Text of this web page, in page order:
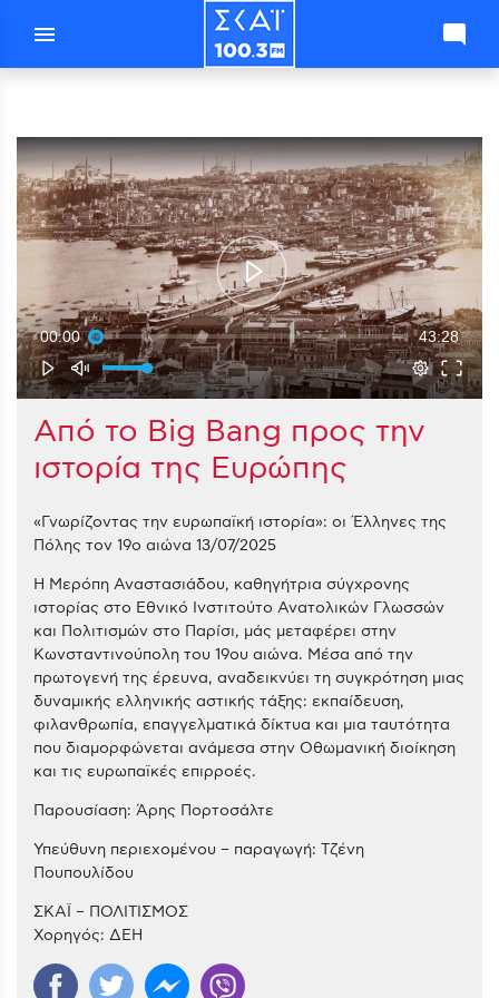
menu mode_comment
00:00 43:28
Aπό το Big Bang προς την
ιστορία της Ευρώπης
«Γνωρίζοντας την ευρωπαϊκή ιστορία»: οι Έλληνες της
Πόλης τον 19ο αιώνα 13/07/2025
Η Μερόπη Αναστασιάδου, καθηγήτρια σύγχρονης
ιστορίας στο Εθνικό Ινστιτούτο Ανατολικών Γλωσσών
και Πολιτισμών στο Παρίσι, μάς μεταφέρει στην
Κωνσταντινούπολη του 19ου αιώνα. Μέσα από την
πρωτογενή της έρευνα, αναδεικνύει τη συγκρότηση μιας
δυναμικής ελληνικής αστικής τάξης: εκπαίδευση,
φιλανθρωπία, επαγγελματικά δίκτυα και μια ταυτότητα
που διαμορφώνεται ανάμεσα στην Οθωμανική διοίκηση
και τις ευρωπαϊκές επιρροές.
Παρουσίαση: Άρης Πορτοσάλτε
Υπεύθυνη περιεχομένου – παραγωγή: Τζένη
Πουπουλίδου
ΣΚΑΪ – ΠΟΛΙΤΙΣΜΟΣ
Χορηγός: ΔΕΗ